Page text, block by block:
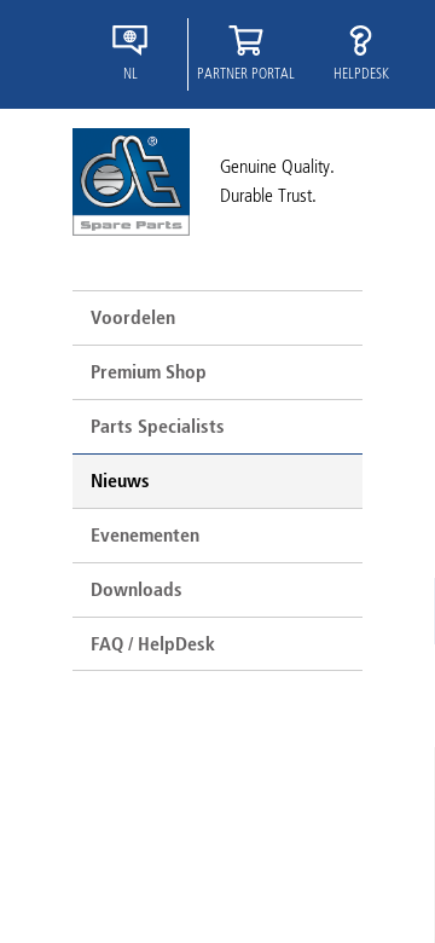
NL PARTNER PORTAL HELPDESK
Genuine Quality.
Durable Trust.
Voordelen
Premium Shop
Parts Specialists
Nieuws
Evenementen
Downloads
FAQ / HelpDesk